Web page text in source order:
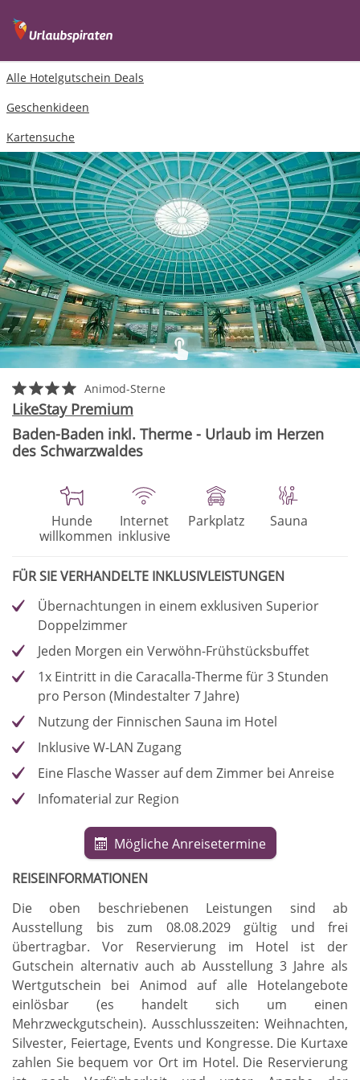
Alle Hotelgutschein Deals
Geschenkideen
Kartensuche
Animod-Sterne
LikeStay Premium
Baden-Baden inkl. Therme - Urlaub im Herzen
des Schwarzwaldes
Hunde
willkommen
Internet
inklusive
Parkplatz Sauna
FÜR SIE VERHANDELTE INKLUSIVLEISTUNGEN
Übernachtungen in einem exklusiven Superior
Doppelzimmer
Jeden Morgen ein Verwöhn-Frühstücksbuffet
1x Eintritt in die Caracalla-Therme für 3 Stunden
pro Person (Mindestalter 7 Jahre)
Nutzung der Finnischen Sauna im Hotel
Inklusive W-LAN Zugang
Eine Flasche Wasser auf dem Zimmer bei Anreise
Infomaterial zur Region
Mögliche Anreisetermine
REISEINFORMATIONEN
Die oben beschriebenen Leistungen sind ab
Ausstellung bis zum 08.08.2029 gültig und frei
übertragbar. Vor Reservierung im Hotel ist der
Gutschein alternativ auch ab Ausstellung 3 Jahre als
Wertgutschein bei Animod auf alle Hotelangebote
einlösbar (es handelt sich um einen
Mehrzweckgutschein). Ausschlusszeiten: Weihnachten,
Silvester, Feiertage, Events und Kongresse. Die Kurtaxe
zahlen Sie bequem vor Ort im Hotel. Die Reservierung